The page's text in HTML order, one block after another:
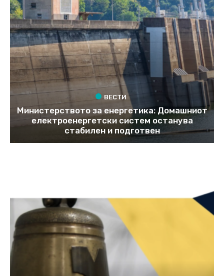
ВЕСТИ
Министерството за енергетика: Домашниот
електроенергетски систем останува
стабилен и подготвен